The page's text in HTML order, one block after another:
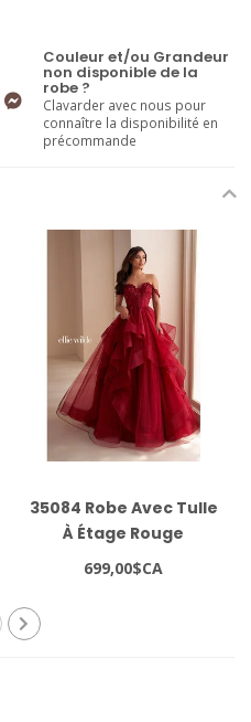
Couleur et/ou Grandeur
non disponible de la
robe ?
Clavarder avec nous pour
connaître la disponibilité en
précommande
35084 Robe Avec Tulle
À Étage Rouge
699,00$CA